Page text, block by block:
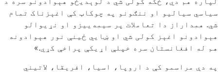
سیاسي سیالیو او ننګونو په چوکاټ کې اغېزناک تمام
شي. همداراز دا تعاملات پر سیمه‌ییزو او نړیوالو
هېوادونو اغېز کولی شي او ښایي ځینې نور هېوادونه
هم له افغانستان سره خپلې اړیکې پراخې کړي.»
په دې مراسمو کې د اروپا، اسیا، افریقا، لاتیني